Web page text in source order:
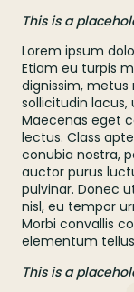
This is a
Lorem ipsum
Etiam eu turpis
dignissim, metus
sollicitudin lacus,
Maecenas eget
lectus. Class
conubia nostra,
auctor purus
pulvinar. Donec
nisl, eu tempor
Morbi convallis
elementum
This is a